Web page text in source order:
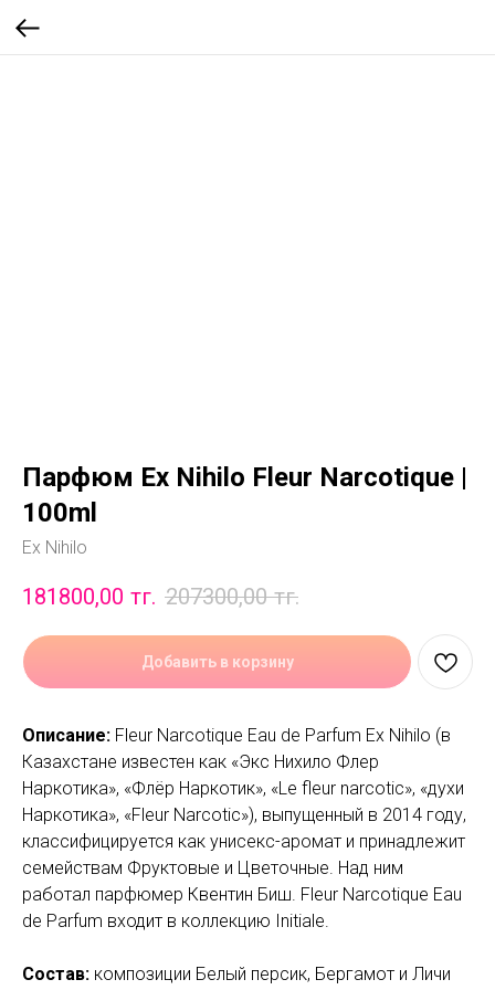
Парфюм Ex Nihilo Fleur Narcotique |
100ml
Ex Nihilo
181800,00 тг. 207300,00 тг.
Добавить в корзину
Описание: Fleur Narcotique Eau de Parfum Ex Nihilo (в
Казахстане известен как «Экс Нихило Флер
Наркотика», «Флёр Наркотик», «Le fleur narcotic», «духи
Наркотика», «Fleur Narcotic»), выпущенный в 2014 году,
классифицируется как унисекс-аромат и принадлежит
семействам Фруктовые и Цветочные. Над ним
работал парфюмер Квентин Биш. Fleur Narcotique Eau
de Parfum входит в коллекцию Initiale.
Состав: композиции Белый персик, Бергамот и Личи